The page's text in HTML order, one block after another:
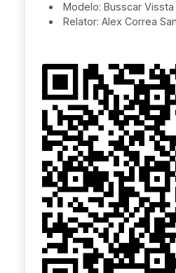
Modelo: Busscar
Relator: Alex Correa